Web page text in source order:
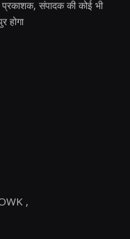
प्रकाशक, संपादक की कोई भी
होगा
,